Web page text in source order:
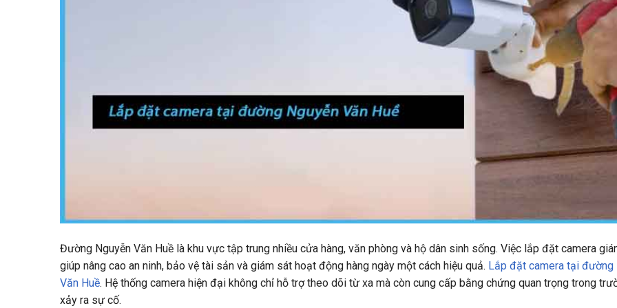
Đường Nguyễn Văn Huề là khu vực tập trung nhiều cửa hàng, văn phòng và hộ dân sinh sống. Việc lắp đặt camera
giúp nâng cao an ninh, bảo vệ tài sản và giám sát hoạt động hàng ngày một cách hiệu quả. Lắp đặt camera tại đường
Văn Huề. Hệ thống camera hiện đại không chỉ hỗ trợ theo dõi từ xa mà còn cung cấp bằng chứng quan trọng trong
xảy ra sự cố.